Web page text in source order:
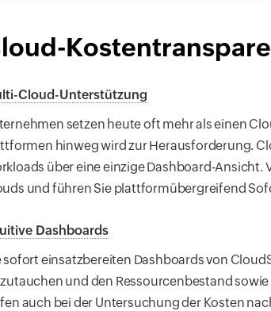
Cloud-Unterstützung
setzen heute oft mehr als einen
hinweg wird zur Herausforderung.
über eine einzige Dashboard-Ansicht.
und führen Sie plattformübergreifend
Dashboards
sofort einsatzbereiten Dashboards von
und den Ressourcenbestand
auch bei der Untersuchung der Kosten